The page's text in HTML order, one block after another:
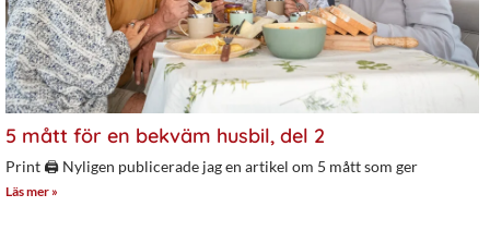
5 mått för en bekväm husbil, del 2
Print 🖨 Nyligen publicerade jag en artikel om 5 mått som ger
Läs mer »